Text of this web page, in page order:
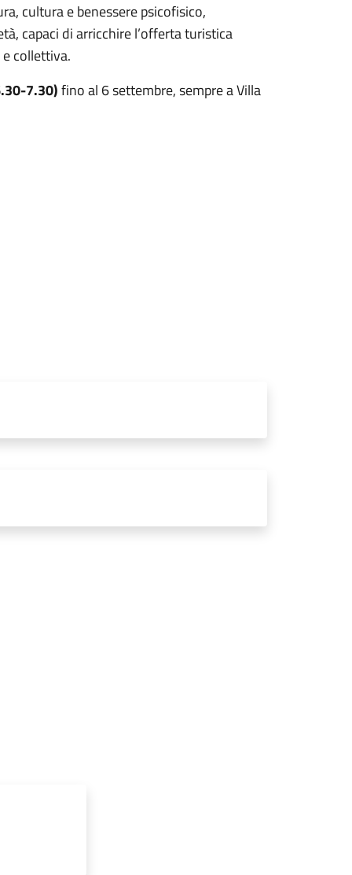
cultura e benessere psicofisico,
capaci di arricchire l’offerta turistica
collettiva.
7.30)fino al 6 settembre, sempre a Villa